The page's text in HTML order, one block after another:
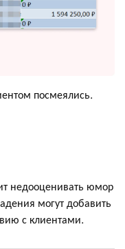
посмеялись.
недооценивать юмор
могут добавить
с клиентами.